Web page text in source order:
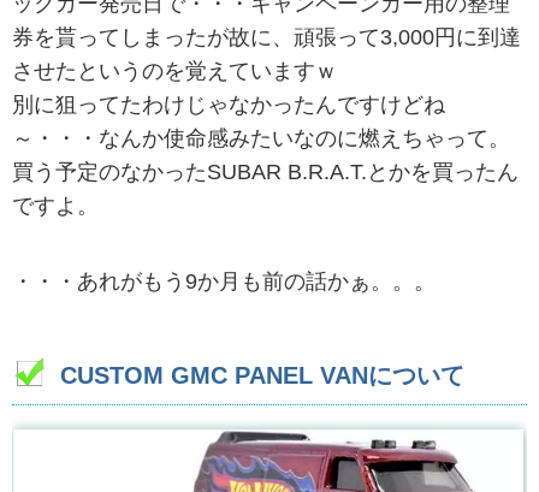
券を貰ってしまったが故に、頑張って3,000円に到達
させたというのを覚えていますｗ
別に狙ってたわけじゃなかったんですけどね
～・・・なんか使命感みたいなのに燃えちゃって。
買う予定のなかったSUBAR B.R.A.T.とかを買ったん
ですよ。
・・・あれがもう9か月も前の話かぁ。。。
CUSTOM GMC PANEL VANについて